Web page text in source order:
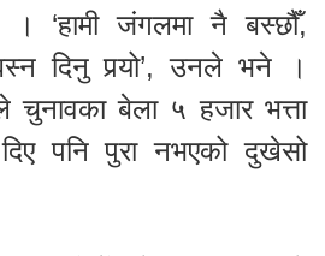
‘हामी जंगलमा नै बस्छौँ,
दिनु पर्‍यो’, उनले भने ।
चुनावका बेला ५ हजार भत्ता
पनि पुरा नभएको दुखेसो